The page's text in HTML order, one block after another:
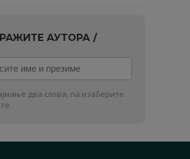
АУТОРА /
два слова, па изаберите